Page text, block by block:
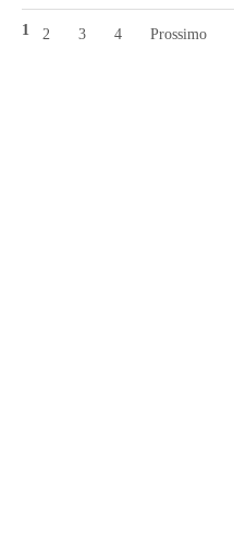
1 2 3 4 Prossimo